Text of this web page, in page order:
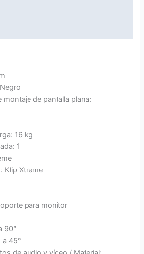
montaje de pantalla plana:
16 kg
1
Klip Xtreme
para monitor
90°
a 45°